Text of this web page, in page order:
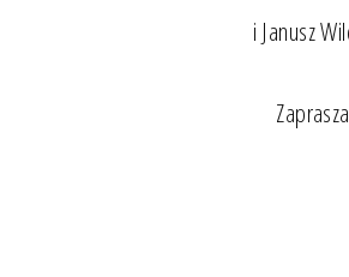
i Janusz